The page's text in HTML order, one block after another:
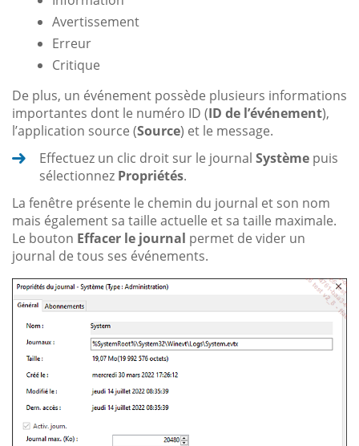
Avertissement
Erreur
Critique
De plus, un événement possède plusieurs informations
importantes dont le numéro ID (ID de l’événement),
l’application source (Source) et le message.
Effectuez un clic droit sur le journal Système puis
sélectionnez Propriétés.
La fenêtre présente le chemin du journal et son nom
mais également sa taille actuelle et sa taille maximale.
Le bouton Effacer le journal permet de vider un
journal de tous ses événements.